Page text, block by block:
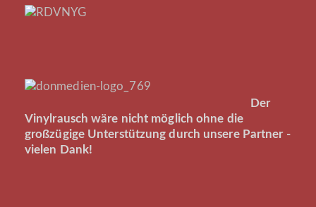
Der
Vinylrausch wäre nicht möglich ohne die
großzügige Unterstützung durch unsere Partner -
vielen Dank!